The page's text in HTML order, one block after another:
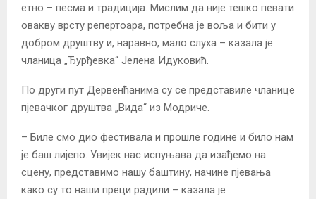
етно – песма и традиција. Мислим да није тешко певати
овакву врсту репертоара, потребна је воља и бити у
добром друштву и, наравно, мало слуха – казала је
чланица „Ђурђевка“ Јелена Идуковић.
По други пут Дервенћанима су се представиле чланице
пјевачког друштва „Вида“ из Модриче.
– Биле смо дио фестивала и прошле године и било нам
је баш лијепо. Увијек нас испуњава да изађемо на
сцену, представимо нашу баштину, начине пјевања
како су то наши преци радили – казала је